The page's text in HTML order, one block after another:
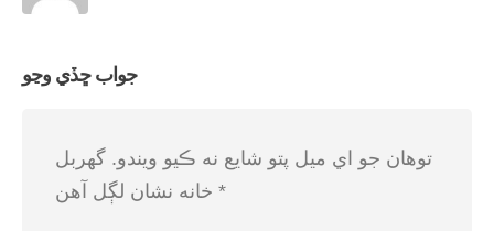
جواب ڇڏي وڃو
توهان جو اي ميل پتو شايع نه ڪيو ويندو. گهربل
*